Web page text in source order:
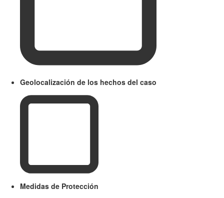
Geolocalización de los hechos del caso
Medidas de Protección